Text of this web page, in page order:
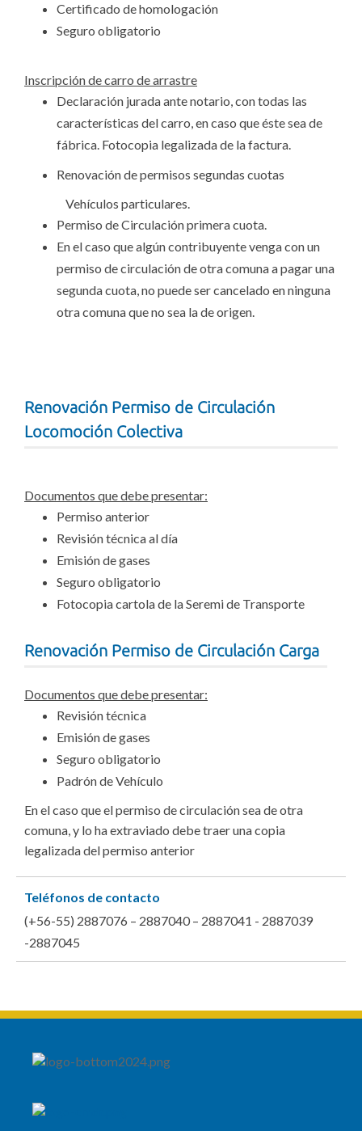
Certificado de homologación
Seguro obligatorio
Inscripción de carro de arrastre
Declaración jurada ante notario, con todas las
características del carro, en caso que éste sea de
fábrica. Fotocopia legalizada de la factura.
Renovación de permisos segundas cuotas
Vehículos particulares.
Permiso de Circulación primera cuota.
En el caso que algún contribuyente venga con un
permiso de circulación de otra comuna a pagar una
segunda cuota, no puede ser cancelado en ninguna
otra comuna que no sea la de origen.
Renovación Permiso de Circulación
Locomoción Colectiva
Documentos que debe presentar:
Permiso anterior
Revisión técnica al día
Emisión de gases
Seguro obligatorio
Fotocopia cartola de la Seremi de Transporte
Renovación Permiso de Circulación Carga
Documentos que debe presentar:
Revisión técnica
Emisión de gases
Seguro obligatorio
Padrón de Vehículo
En el caso que el permiso de circulación sea de otra
comuna, y lo ha extraviado debe traer una copia
legalizada del permiso anterior
Teléfonos de contacto
(+56-55) 2887076 – 2887040 – 2887041 - 2887039
-2887045